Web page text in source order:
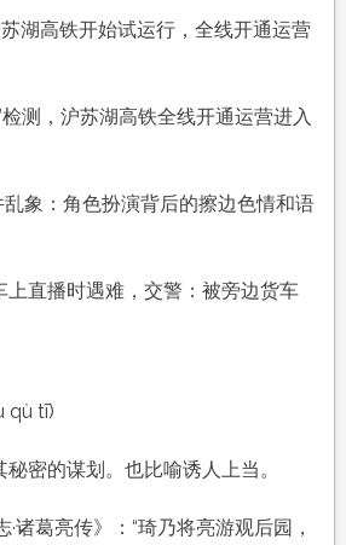
湖高铁开始试运行，全线开通运营
检测，沪苏湖高铁全线开通运营进入
乱象：角色扮演背后的擦边色情和语
上直播时遇难，交警：被旁边货车
qù tī)
密的谋划。也比喻诱人上当。
·诸葛亮传》：“琦乃将亮游观后园，